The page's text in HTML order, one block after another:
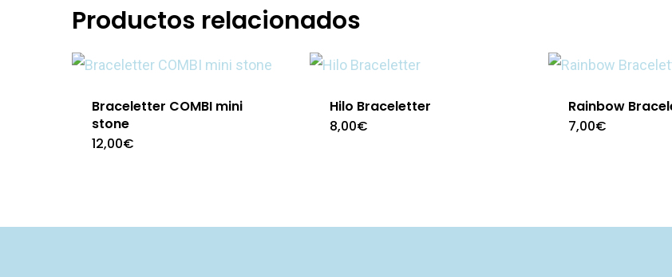
Productos relacionados
Braceletter COMBI mini
stone
12,00€
Hilo Braceletter
8,00€
Rainbow
7,00€